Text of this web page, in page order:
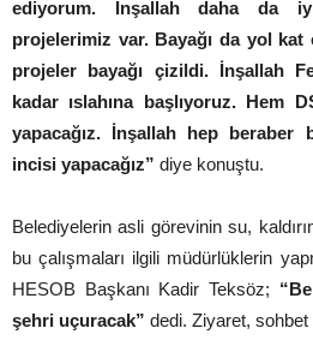
ediyorum. İnşallah daha da
projelerimiz var. Bayağı da yol kat
projeler bayağı çizildi. İnşallah
kadar ıslahına başlıyoruz. Hem
yapacağız. İnşallah hep beraber
incisi yapacağız” diye konuştu.
Belediyelerin asli görevinin su,
bu çalışmaları ilgili müdürlüklerin
HESOB Başkanı Kadir Teksöz;
şehri uçuracak” dedi. Ziyaret, sohbet